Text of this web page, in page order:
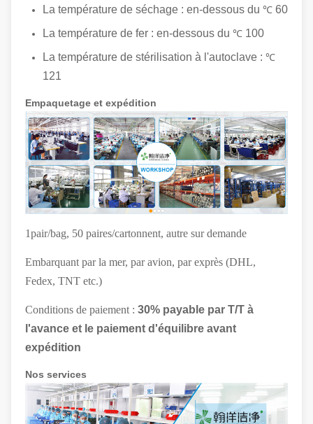
La température de séchage : en-dessous du ℃ 60
La température de fer : en-dessous du ℃ 100
La température de stérilisation à l'autoclave : ℃
121
Empaquetage et expédition
1pair/bag, 50 paires/cartonnent, autre sur demande
Embarquant par la mer, par avion, par exprès (DHL,
Fedex, TNT etc.)
Conditions de paiement : 30% payable par T/T à
l'avance et le paiement d'équilibre avant
expédition
Nos services